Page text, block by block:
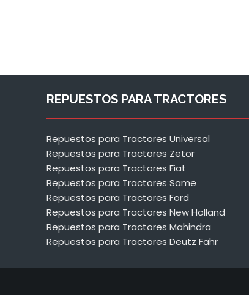
REPUESTOS PARA TRACTORES
Repuestos para Tractores Universal
Repuestos para Tractores Zetor
Repuestos para Tractores Fiat
Repuestos para Tractores Same
Repuestos para Tractores Ford
Repuestos para Tractores New Holland
Repuestos para Tractores Mahindra
Repuestos para Tractores Deutz Fahr